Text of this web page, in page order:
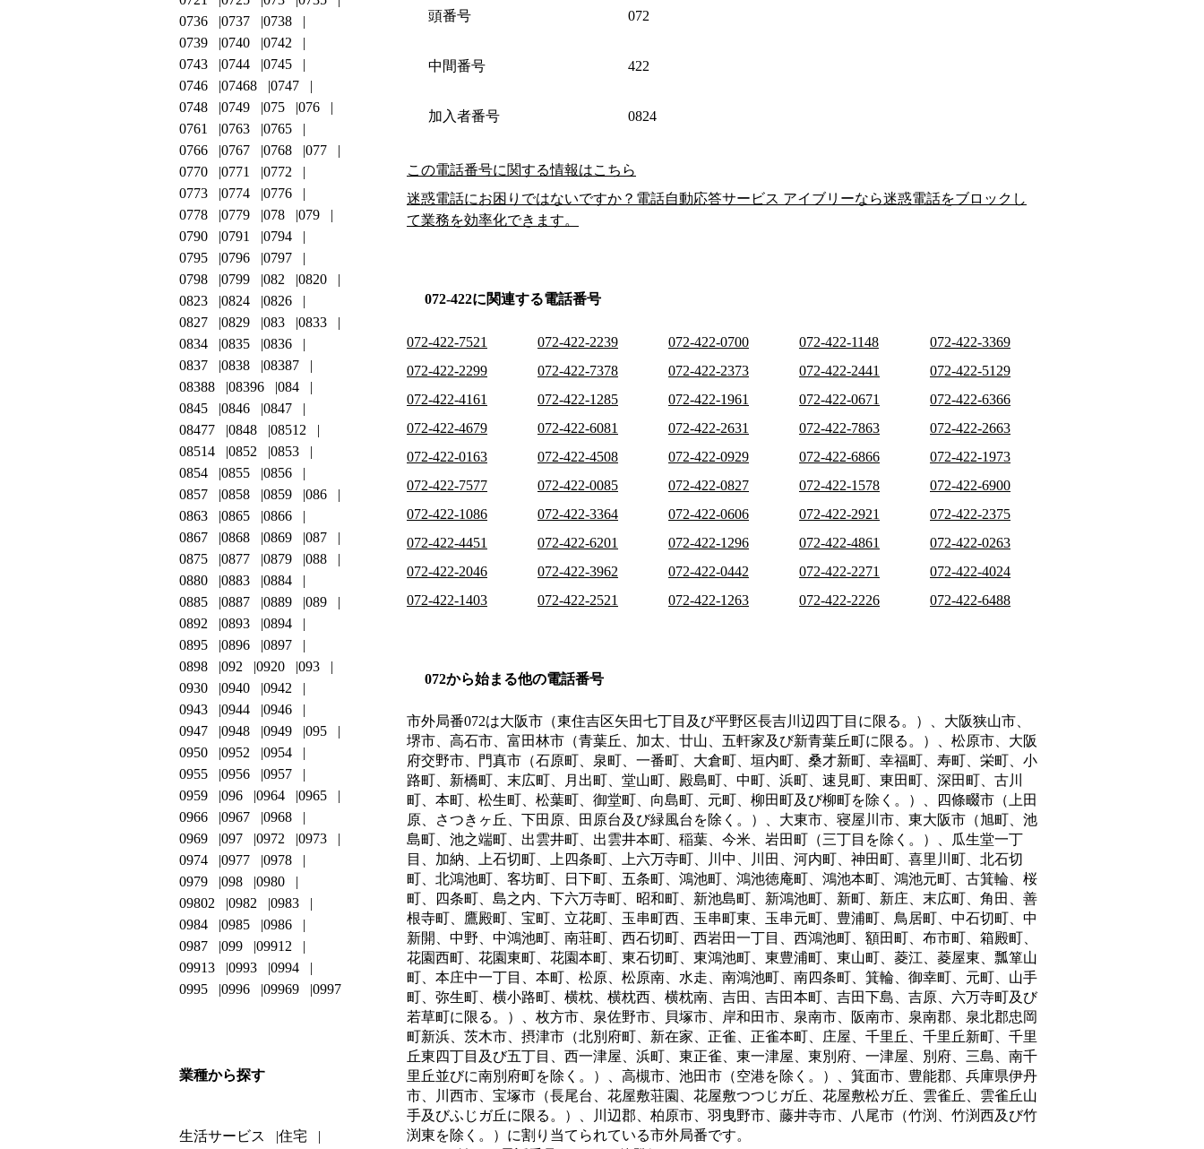
頭番号 072
中間番号 422
加入者番号 0824
この電話番号に関する情報はこちら
迷惑電話にお困りではないですか？電話自動応答サービス アイブリーなら迷惑電話をブロックし
て業務を効率化できます。
072-422に関連する電話番号
072-422-7521 072-422-2239 072-422-0700 072-422-1148
072-422-3369
072-422-2299
072-422-7378 072-422-2373 072-422-2441
072-422-5129
072-422-4161
072-422-1285 072-422-1961 072-422-0671
072-422-6366
072-422-4679
072-422-6081 072-422-2631 072-422-7863
072-422-2663
072-422-0163
072-422-4508 072-422-0929 072-422-6866
072-422-1973
072-422-7577
072-422-0085 072-422-0827 072-422-1578
072-422-6900
072-422-1086
072-422-3364 072-422-0606 072-422-2921
072-422-2375
072-422-4451
072-422-6201 072-422-1296 072-422-4861
072-422-0263
072-422-2046
072-422-3962 072-422-0442 072-422-2271
072-422-4024
072-422-1403
072-422-2521 072-422-1263 072-422-2226 072-422-6488
072から始まる他の電話番号
市外局番072は大阪市（東住吉区矢田七丁目及び平野区長吉川辺四丁目に限る。）、大阪狭山市、
堺市、高石市、富田林市（青葉丘、加太、廿山、五軒家及び新青葉丘町に限る。）、松原市、大阪
府交野市、門真市（石原町、泉町、一番町、大倉町、垣内町、桑才新町、幸福町、寿町、栄町、小
路町、新橋町、末広町、月出町、堂山町、殿島町、中町、浜町、速見町、東田町、深田町、古川
町、本町、松生町、松葉町、御堂町、向島町、元町、柳田町及び柳町を除く。）、四條畷市（上田
原、さつきヶ丘、下田原、田原台及び緑風台を除く。）、大東市、寝屋川市、東大阪市（旭町、池
島町、池之端町、出雲井町、出雲井本町、稲葉、今米、岩田町（三丁目を除く。）、瓜生堂一丁
目、加納、上石切町、上四条町、上六万寺町、川中、川田、河内町、神田町、喜里川町、北石切
町、北鴻池町、客坊町、日下町、五条町、鴻池町、鴻池徳庵町、鴻池本町、鴻池元町、古箕輪、桜
町、四条町、島之内、下六万寺町、昭和町、新池島町、新鴻池町、新町、新庄、末広町、角田、善
根寺町、鷹殿町、宝町、立花町、玉串町西、玉串町東、玉串元町、豊浦町、鳥居町、中石切町、中
新開、中野、中鴻池町、南荘町、西石切町、西岩田一丁目、西鴻池町、額田町、布市町、箱殿町、
花園西町、花園東町、花園本町、東石切町、東鴻池町、東豊浦町、東山町、菱江、菱屋東、瓢箪山
町、本庄中一丁目、本町、松原、松原南、水走、南鴻池町、南四条町、箕輪、御幸町、元町、山手
町、弥生町、横小路町、横枕、横枕西、横枕南、吉田、吉田本町、吉田下島、吉原、六万寺町及び
若草町に限る。）、枚方市、泉佐野市、貝塚市、岸和田市、泉南市、阪南市、泉南郡、泉北郡忠岡
町新浜、茨木市、摂津市（北別府町、新在家、正雀、正雀本町、庄屋、千里丘、千里丘新町、千里
丘東四丁目及び五丁目、西一津屋、浜町、東正雀、東一津屋、東別府、一津屋、別府、三島、南千
里丘並びに南別府町を除く。）、高槻市、池田市（空港を除く。）、箕面市、豊能郡、兵庫県伊丹
市、川西市、宝塚市（長尾台、花屋敷荘園、花屋敷つつじガ丘、花屋敷松ガ丘、雲雀丘、雲雀丘山
手及びふじガ丘に限る。）、川辺郡、柏原市、羽曳野市、藤井寺市、八尾市（竹渕、竹渕西及び竹
渕東を除く。） に割り当てられている市外局番です。
0736
0737
0738
0739
0740
0742
0743
0744
0745
0746
07468
0747
0748
0749 075
076
0761
0763
0765
0766
0767 0768
077
0770
0771
0772
0773
0774
0776
0778
0779 078
079
0790
0791
0794
0795
0796
0797
0798
0799 082
0820
0823
0824
0826
0827
0829 083
0833
0834
0835
0836
0837
0838
08387
08388
08396
084
0845
0846
0847
08477
0848
08512
08514
0852
0853
0854
0855
0856
0857
0858 0859
086
0863
0865
0866
0867
0868 0869
087
0875
0877 0879
088
0880
0883
0884
0885
0887 0889
089
0892
0893
0894
0895
0896
0897
0898
092 0920
093
0930
0940
0942
0943
0944
0946
0947
0948 0949
095
0950
0952
0954
0955
0956
0957
0959
096 0964
0965
0966
0967
0968
0969
097 0972
0973
0974
0977
0978
0979
098
0980
09802
0982
0983
0984
0985
0986
0987
099
09912
09913
0993
0994
0995
0996 09969 0997
業種から探す
生活サービス 住宅